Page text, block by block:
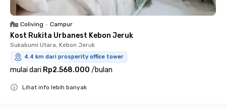
Coliving • Campur
Kost Rukita Urbanest Kebon Jeruk
Sukabumi Utara, Kebon Jeruk
4.4 km dari prosperity office tower
mulai dari Rp2.568.000 /bulan
Lihat info lebih banyak